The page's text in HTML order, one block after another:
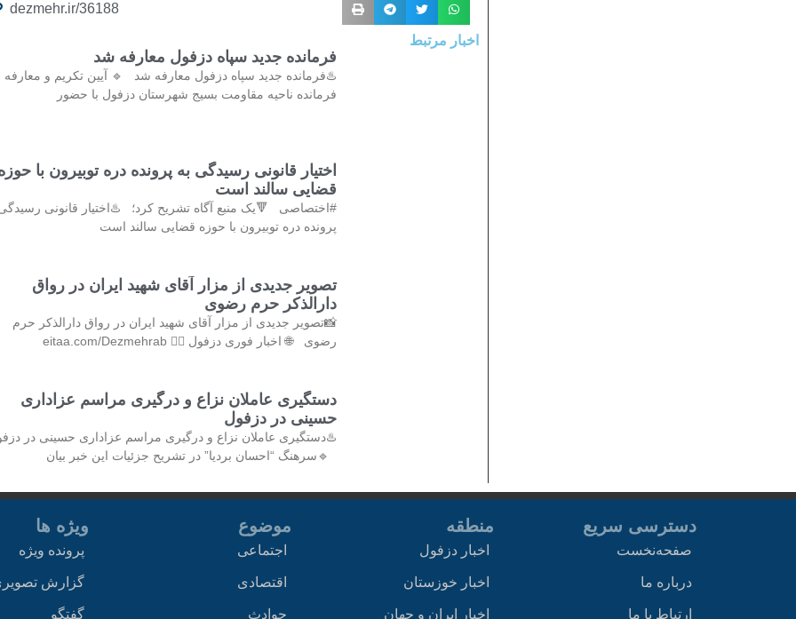
dezmehr.ir/36188
اخبار مرتبط
فرمانده جدید سپاه دزفول معارفه شد
♨️فرمانده جدید سپاه دزفول معارفه شد 🔹 آیین تکریم و معارفه
فرمانده ناحیه مقاومت بسیج شهرستان دزفول با حضور
اختیار قانونی رسیدگی به پرونده دره توبیرون با
قضایی سالند است
#اختصاصی 🔻یک منبع آگاه تشریح کرد؛ ♨️اختیار قانونی
پرونده دره توبیرون با حوزه قضایی سالند است
تصویر جدیدی از مزار آقای شهید ایران در رواق
دارالذکر حرم رضوی
📸تصویر جدیدی از مزار آقای شهید ایران در رواق دارالذکر حرم
رضوی 🌐 اخبار فوری دزفول 👇🏻 eitaa.com/Dezmehrab
دستگیری عاملان نزاع و درگیری مراسم عزاداری
حسینی در دزفول
♨️دستگیری عاملان نزاع و درگیری مراسم عزاداری حسینی در
🔹سرهنگ “احسان بردیا” در تشریح جزئیات این خبر بیان
دسترسی سریع
صفحه‌نخست
درباره ما
ارتباط با ما
منطقه
اخبار دزفول
اخبار خوزستان
اخبار ایران و جهان
موضوع
اجتماعی
اقتصادی
حوادث
ویژه ها
پرونده ویژه
گزارش
گفتگو